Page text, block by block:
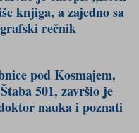
knjiga, a zajedno sa
rečnik
pod Kosmajem,
501, završio je
nauka i poznati